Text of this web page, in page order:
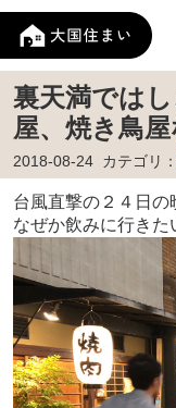
裏天満では
屋、焼き鳥
2018-08-24 カテゴリ：
台風直撃の２４日の
なぜか飲みに行きた